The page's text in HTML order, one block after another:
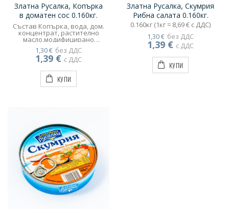
Златна Русалка, Копърка
в доматен сос 0.160кг.
Състав Копърка, вода, дом.
концентрат, растително
масло,модифицирано
картофено нишесте,
подправки, сол
без ДДС
1,30 €
с ДДС
1,39 €
КУПИ
Златна Русалка, Скумрия
Рибна салата 0.160кг.
0.160кг (1кг = 8,69 € с ДДС)
без ДДС
1,30 €
с ДДС
1,39 €
КУПИ